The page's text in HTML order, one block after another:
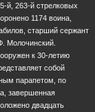
й, 263-й стрелковых
1174 воина,
старший сержант
Молочинский.
к 30-летию
собой
парапетом, по
завершенная
двадцать